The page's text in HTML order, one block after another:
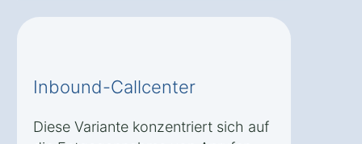
Inbound-Callcenter
Diese Variante konzentriert sich auf